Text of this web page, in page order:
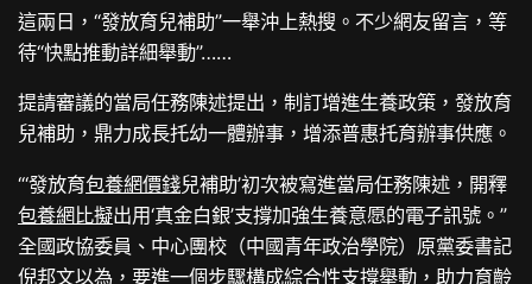
這兩日，“發放育兒補助”一舉沖上熱搜。不少網友留言，等
待“快點推動詳細舉動”……
提請審議的當局任務陳述提出，制訂增進生養政策，發放育
兒補助，鼎力成長托幼一體辦事，增添普惠托育辦事供應。
“‘發放育包養網價錢兒補助’初次被寫進當局任務陳述，開釋
包養網比擬出用‘真金白銀’支撐加強生養意愿的電子訊號。”
全國政協委員、中心團校（中國青年政治學院）原黨委書記
倪邦文以為，要進一個步驟構成綜合性支撐舉動，助力育齡